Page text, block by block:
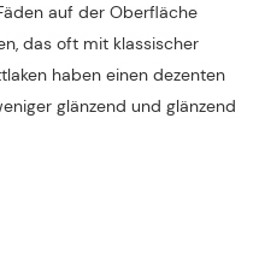
auf der Oberfläche
das oft mit klassischer
haben einen dezenten
glänzend und glänzend